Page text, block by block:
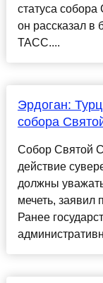
статуса
он рассказал в
ТАСС....
Эрдоган:
собора
Собор Святой
действие
должны
мечеть, заявил
Ранее